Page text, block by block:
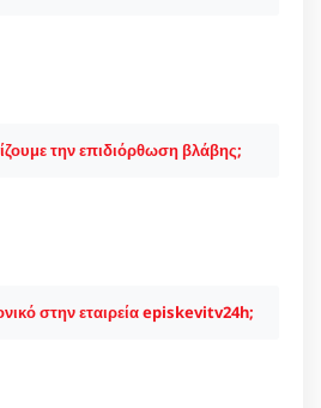
την επιδιόρθωση βλάβης;
στην εταιρεία episkevitv24h;